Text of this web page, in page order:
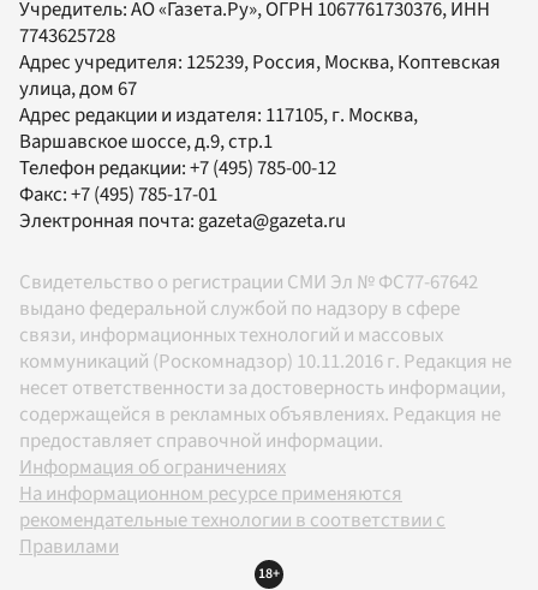
Учредитель:АО «Газета.Ру», ОГРН 1067761730376, ИНН
7743625728
Адрес учредителя: 125239, Россия, Москва, Коптевская
улица, дом 67
Адрес редакции и издателя: 117105, г. Москва,
Варшавское шоссе, д.9, стр.1
Телефон редакции:+7 (495) 785-00-12
Факс:+7 (495) 785-17-01
Электронная почта:gazeta@gazeta.ru
Свидетельство о регистрации СМИ Эл № ФС77-67642
выдано федеральной службой по надзору в сфере
связи, информационных технологий и массовых
коммуникаций (Роскомнадзор) 10.11.2016 г. Редакция не
несет ответственности за достоверность информации,
содержащейся в рекламных объявлениях. Редакция не
предоставляет справочной информации.
Информация об ограничениях
На информационном ресурсе применяются
рекомендательные технологии в соответствии с
Правилами
18+